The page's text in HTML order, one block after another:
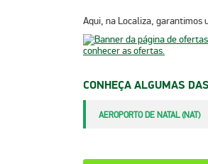
Aqui, na Localiza, garantimos
CONHEÇA ALGUMAS
AEROPORTO DE NATAL (NAT)